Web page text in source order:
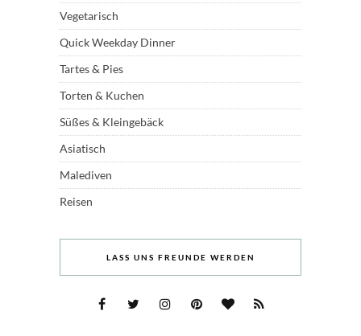
Vegetarisch
Quick Weekday Dinner
Tartes & Pies
Torten & Kuchen
Süßes & Kleingebäck
Asiatisch
Malediven
Reisen
LASS UNS FREUNDE WERDEN